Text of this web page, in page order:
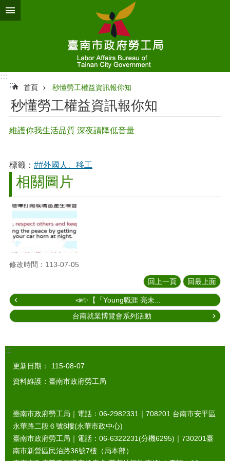
跳到主要內容區塊
:::
:::
首頁 秒懂勞工權益資訊報你知
秒懂勞工權益資訊報你知
維護你我生活品質 深夜請降低音量
標籤： ##外國人、移工
相關圖片
修改時間：113-07-05
回上一頁 回最上面
📣✨【「Young職涯 亮未...
台南就業博覽會系列活動
:::
更新日期：
115-08-07
資料維護：臺南市政府勞工局
臺南市政府勞工局｜電話：06-2982331｜ 708201 台南市安平區
永華路二段６號8樓(永華市政中心)
臺南市政府勞工局｜電話：06-6322231(分機6295)｜ 730201臺
南市新營區民治路36號7樓（局本部）